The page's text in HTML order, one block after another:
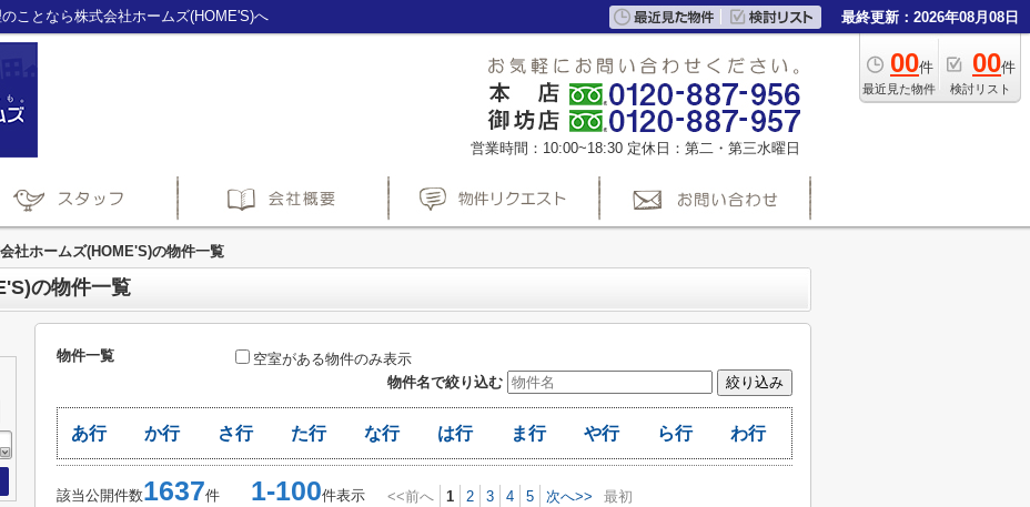
ことなら株式会社ホームズ(HOME'S)へ 最終更新：2026年08月08日
00件
最近見た物件
00件
検討リスト
営業時間：10:00~18:30 定休日：第二・第三水曜日
社ホームズ(HOME'S)の物件一覧
の物件一覧
物件一覧
空室がある物件のみ表示
物件名で絞り込む
あ行 か行 さ行 た行 な行 は行 ま行 や行 ら行 わ行
該当公開件数1637件 1-100件表示 <<前へ 1 2 3 4 5 次へ>> 最初